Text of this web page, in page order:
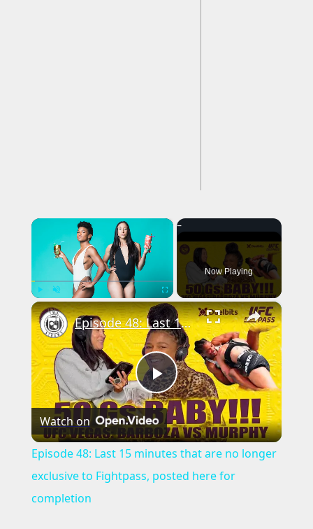
×
Play Fullscreen
Now Playing
×
Play
Video
Episode 48: Last 15 minutes that are no longer exclusive to Fightpass, posted here for completion
Watch on
Episode 48: Last 15 minutes that are no longer
exclusive to Fightpass, posted here for
completion